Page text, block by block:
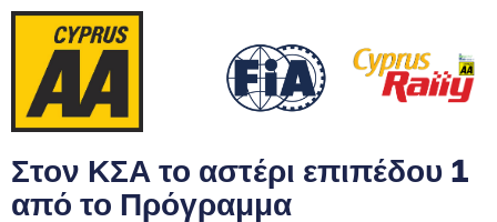
Στον ΚΣΑ το αστέρι επιπέδου 1
από το Πρόγραμμα